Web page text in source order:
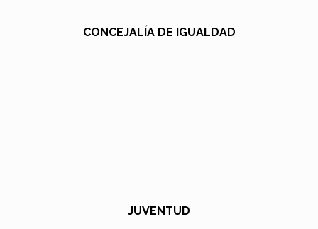
CONCEJALÍA DE IGUALDAD
JUVENTUD